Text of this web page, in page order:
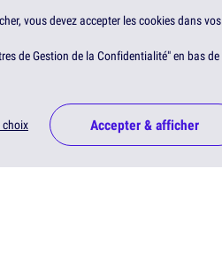
vous devez accepter les cookies dans vos
de Gestion de la Confidentialité" en bas de
choix Accepter & afficher